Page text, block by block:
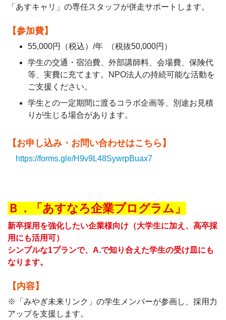
「あすキャリ」の専任スタッフが併走サポートします。
【参加費】
55,000円（税込）/年 （税抜50,000円）
学生の交通・宿泊費、外部講師料、会場費、保険代
等、実費に充てます。NPO法人の持続可能な活動を
ご支援ください。
学生との一定期間に渡るコラボ企画等、別途お見積
りが生じる場合があります。
【お申し込み・お問い合わせはこちら】
https://forms.gle/H9v9L48SywrpBuax7
Ｂ．「あすなろ企業プログラム」
新卒採用を強化したい企業様向け（大学生に加え、高卒採
用にも活用可）
シンプルな1プランで、A.で知り合えた学生の受け皿にも
なります。
【内容】
※「みやぎ未来リンク」の学生メンバーが参画し、採用力
アップを支援します。